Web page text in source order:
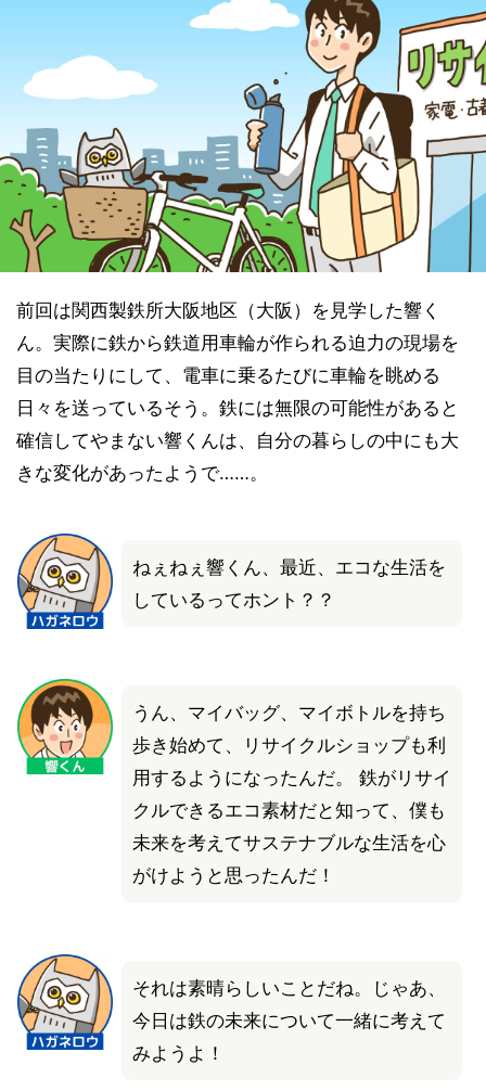
前回は関西製鉄所大阪地区（大阪）を見学した響く
ん。実際に鉄から鉄道用車輪が作られる迫力の現場を
目の当たりにして、電車に乗るたびに車輪を眺める
日々を送っているそう。鉄には無限の可能性があると
確信してやまない響くんは、自分の暮らしの中にも大
きな変化があったようで……。
ねぇねぇ響くん、最近、エコな生活を
しているってホント？？
うん、マイバッグ、マイボトルを持ち
歩き始めて、リサイクルショップも利
用するようになったんだ。 鉄がリサイ
クルできるエコ素材だと知って、僕も
未来を考えてサステナブルな生活を心
がけようと思ったんだ！
それは素晴らしいことだね。
じゃあ、
今日は鉄の未来について一緒に考えて
みようよ！